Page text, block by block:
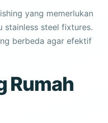
yang memerlukan
stainless steel fixtures.
berbeda agar efektif
Rumah